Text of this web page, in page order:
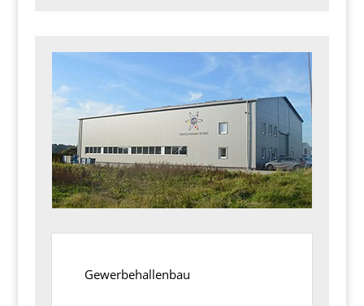
Gewerbehallenbau